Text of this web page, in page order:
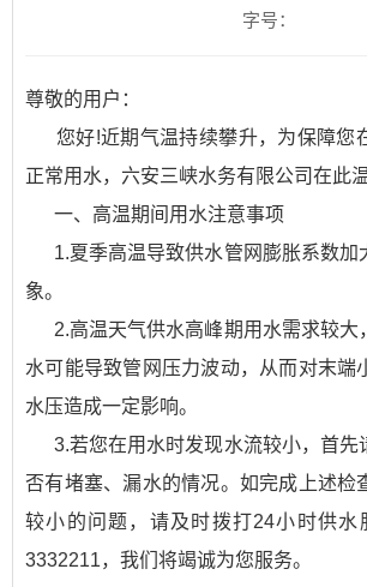
字号：
尊敬的用户：
您好!近期气温持续攀升，为保障您
正常用水，六安三峡水务有限公司在此
一、高温期间用水注意事项
1.夏季高温导致供水管网膨胀系数加
象。
2.高温天气供水高峰期用水需求较大
水可能导致管网压力波动，从而对末端
水压造成一定影响。
3.若您在用水时发现水流较小，首先
否有堵塞、漏水的情况。如完成上述检
较小的问题，请及时拨打24小时供水
3332211，我们将竭诚为您服务。